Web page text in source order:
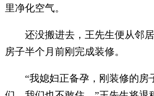
里净化空气。
还没搬进去，王先生便从邻居
房子半个月前刚完成装修。
“我媳妇正备孕，刚装修的房